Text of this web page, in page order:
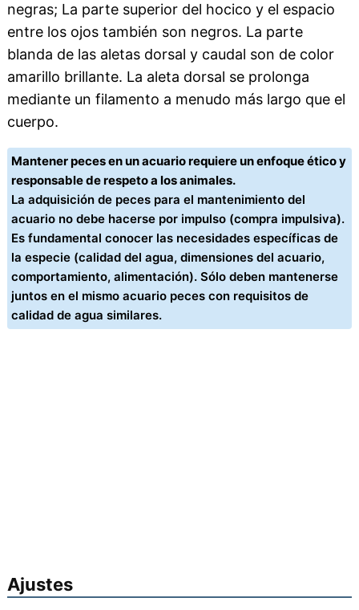
negras; La parte superior del hocico y el espacio
entre los ojos también son negros. La parte
blanda de las aletas dorsal y caudal son de color
amarillo brillante. La aleta dorsal se prolonga
mediante un filamento a menudo más largo que el
cuerpo.
Mantener peces en un acuario requiere un enfoque ético y
responsable de respeto a los animales.
La adquisición de peces para el mantenimiento del
acuario no debe hacerse por impulso (compra impulsiva).
Es fundamental conocer las necesidades específicas de
la especie (calidad del agua, dimensiones del acuario,
comportamiento, alimentación). Sólo deben mantenerse
juntos en el mismo acuario peces con requisitos de
calidad de agua similares.
Ajustes